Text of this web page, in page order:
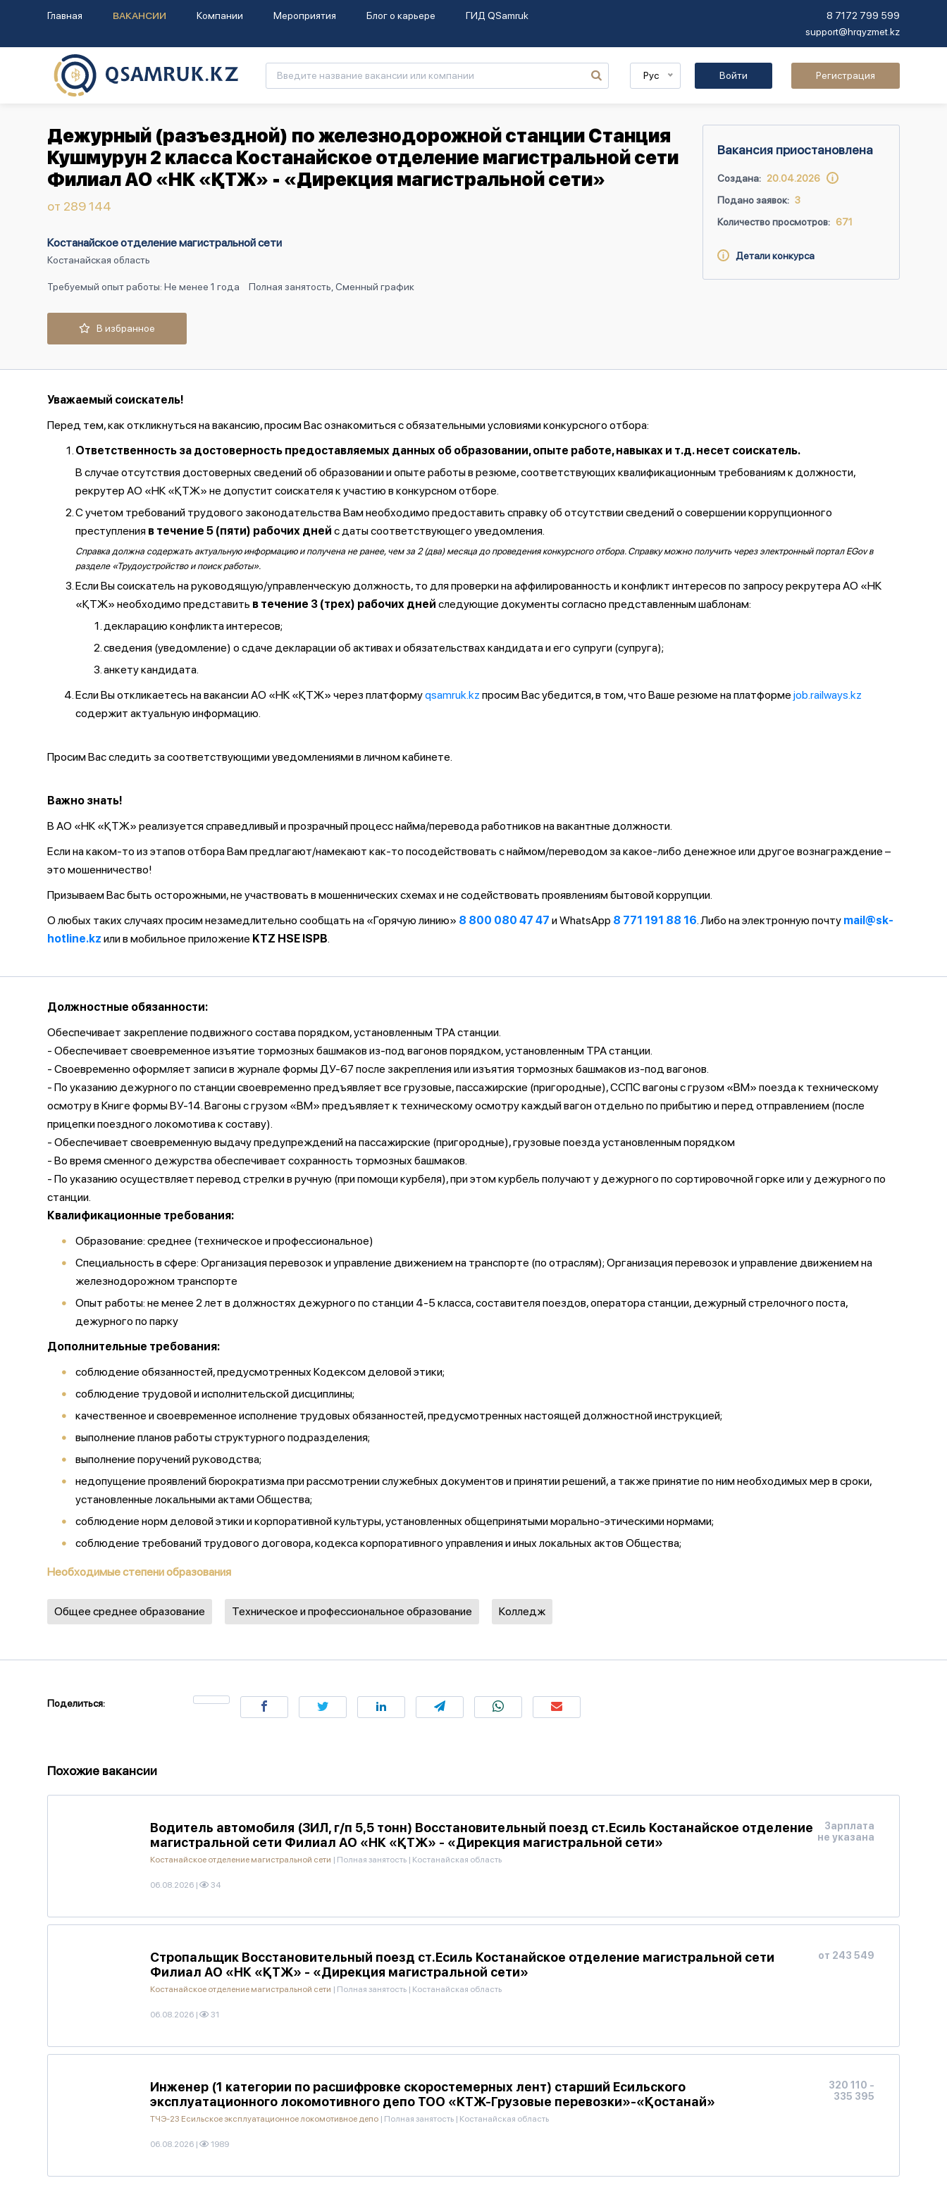
Главная ВАКАНСИИ Компании Мероприятия Блог о карьере ГИД QSamruk
8 7172 799 599
support@hrqyzmet.kz
Рус Войти Регистрация
Дежурный (разъездной) по железнодорожной станции Станция
Кушмурун 2 класса Костанайское отделение магистральной сети
Филиал АО «НК «ҚТЖ» - «Дирекция магистральной сети»
от 289 144
Костанайское отделение магистральной сети
Костанайская область
Требуемый опыт работы: Не менее 1 года Полная занятость, Сменный график
Вакансия приостановлена
Создана: 20.04.2026
Подано заявок: 3
Количество просмотров: 671
Детали конкурса
В избранное
Уважаемый соискатель!
Перед тем, как откликнуться на вакансию, просим Вас ознакомиться с обязательными условиями конкурсного отбора:
Ответственность за достоверность предоставляемых данных об образовании, опыте работе, навыках и т.д. несет соискатель.
В случае отсутствия достоверных сведений об образовании и опыте работы в резюме, соответствующих квалификационным требованиям к должности,
рекрутер АО «НК «ҚТЖ» не допустит соискателя к участию в конкурсном отборе.
С учетом требований трудового законодательства Вам необходимо предоставить справку об отсутствии сведений о совершении коррупционного
преступления в течение 5 (пяти) рабочих дней с даты соответствующего уведомления.
Справка должна содержать актуальную информацию и получена не ранее, чем за 2 (два) месяца до проведения конкурсного отбора. Справку можно получить через электронный портал EGov в
разделе «Трудоустройство и поиск работы».
Если Вы соискатель на руководящую/управленческую должность, то для проверки на аффилированность и конфликт интересов по запросу рекрутера АО «НК
«ҚТЖ» необходимо представить в течение 3 (трех) рабочих дней следующие документы согласно представленным шаблонам:
декларацию конфликта интересов;
сведения (уведомление) о сдаче декларации об активах и обязательствах кандидата и его супруги (супруга);
анкету кандидата.
Если Вы откликаетесь на вакансии АО «НК «ҚТЖ» через платформуqsamruk.kz просим Вас убедится, в том, что Ваше резюме на платформе job.railways.kz
содержит актуальную информацию.
Просим Вас следить за соответствующими уведомлениями в личном кабинете.
Важно знать!
В АО «НК «ҚТЖ» реализуется справедливый и прозрачный процесс найма/перевода работников на вакантные должности.
Если на каком-то из этапов отбора Вам предлагают/намекают как-то посодействовать с наймом/переводом за какое-либо денежное или другое вознаграждение –
это мошенничество!
Призываем Вас быть осторожными, не участвовать в мошеннических схемах и не содействовать проявлениям бытовой коррупции.
О любых таких случаях просим незамедлительно сообщать на «Горячую линию» 8 800 080 47 47 и WhatsApp 8 771 191 88 16. Либо на электронную почту mail@sk-
hotline.kz или в мобильное приложение KTZ HSE ISPB.
Должностные обязанности:
Обеспечивает закрепление подвижного состава порядком, установленным ТРА станции.
- Обеспечивает своевременное изъятие тормозных башмаков из-под вагонов порядком, установленным ТРА станции.
- Своевременно оформляет записи в журнале формы ДУ-67 после закрепления или изъятия тормозных башмаков из-под вагонов.
- По указанию дежурного по станции своевременно предъявляет все грузовые, пассажирские (пригородные), ССПС вагоны с грузом «ВМ» поезда к техническому
осмотру в Книге формы ВУ-14. Вагоны с грузом «ВМ» предъявляет к техническому осмотру каждый вагон отдельно по прибытию и перед отправлением (после
прицепки поездного локомотива к составу).
- Обеспечивает своевременную выдачу предупреждений на пассажирские (пригородные), грузовые поезда установленным порядком
- Во время сменного дежурства обеспечивает сохранность тормозных башмаков.
- По указанию осуществляет перевод стрелки в ручную (при помощи курбеля), при этом курбель получают у дежурного по сортировочной горке или у дежурного по
станции.
Квалификационные требования:
Образование: среднее (техническое и профессиональное)
Специальность в сфере: Организация перевозок и управление движением на транспорте (по отраслям); Организация перевозок и управление движением на
железнодорожном транспорте
Опыт работы: не менее 2 лет в должностях дежурного по станции 4-5 класса, составителя поездов, оператора станции, дежурный стрелочного поста,
дежурного по парку
Дополнительные требования:
соблюдение обязанностей, предусмотренных Кодексом деловой этики;
соблюдение трудовой и исполнительской дисциплины;
качественное и своевременное исполнение трудовых обязанностей, предусмотренных настоящей должностной инструкцией;
выполнение планов работы структурного подразделения;
выполнение поручений руководства;
недопущение проявлений бюрократизма при рассмотрении служебных документов и принятии решений, а также принятие по ним необходимых мер в сроки,
установленные локальными актами Общества;
соблюдение норм деловой этики и корпоративной культуры, установленных общепринятыми морально-этическими нормами;
соблюдение требований трудового договора, кодекса корпоративного управления и иных локальных актов Общества;
Необходимые степени образования
Общее среднее образование Техническое и профессиональное образование Колледж
Поделиться:
Похожие вакансии
Водитель автомобиля (ЗИЛ, г/п 5,5 тонн) Восстановительный поезд ст.Есиль Костанайское отделение
магистральной сети Филиал АО «НК «ҚТЖ» - «Дирекция магистральной сети»
Костанайское отделение магистральной сети | Полная занятость | Костанайская область
06.08.2026 | 34
Зарплата
не указана
Стропальщик Восстановительный поезд ст.Есиль Костанайское отделение магистральной сети
Филиал АО «НК «ҚТЖ» - «Дирекция магистральной сети»
Костанайское отделение магистральной сети | Полная занятость | Костанайская область
06.08.2026 | 31
от 243 549
Инженер (1 категории по расшифровке скоростемерных лент) старший Есильского
эксплуатационного локомотивного депо ТОО «КТЖ-Грузовые перевозки»-«Қостанай»
ТЧЭ-23 Есильское эксплуатационное локомотивное депо | Полная занятость | Костанайская область
06.08.2026 | 1989
320 110 -
335 395